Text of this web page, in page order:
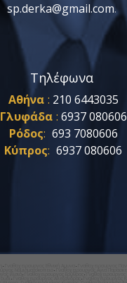
sp.derka@gmail.com.
Τηλέφωνα
Αθήνα : 210 6443035
Γλυφάδα : 6937 080606
Ρόδος: 693 7080606
Κύπρος: 6937 080606
• •
•
• •
• •